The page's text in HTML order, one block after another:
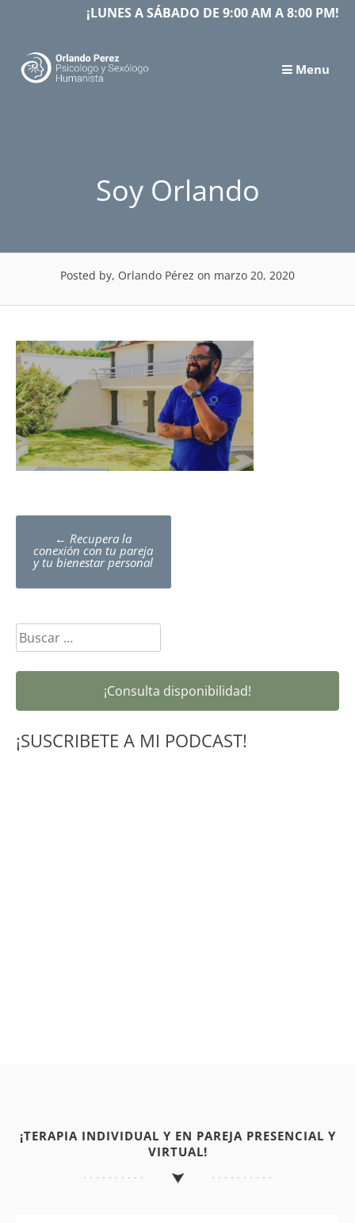
content
¡LUNES A SÁBADO DE 9:00 AM A 8:00 PM!
Menu
Soy Orlando
Posted by, Orlando Pérez on marzo 20, 2020
Post
navigation
← Recupera la
conexión con tu pareja
y tu bienestar personal
Buscar:
¡Consulta disponibilidad!
¡SUSCRIBETE A MI PODCAST!
¡TERAPIA INDIVIDUAL Y EN PAREJA PRESENCIAL Y
VIRTUAL!